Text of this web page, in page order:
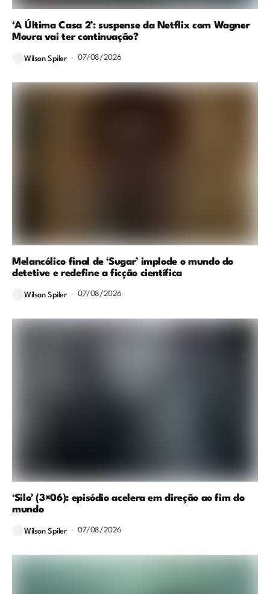
‘A Última Casa 2’: suspense da Netflix com Wagner
Moura vai ter continuação?
Wilson Spiler 07/08/2026
Melancólico final de ‘Sugar’ implode o mundo do
detetive e redefine a ficção científica
Wilson Spiler 07/08/2026
‘Silo’ (3×06): episódio acelera em direção ao fim do
mundo
Wilson Spiler 07/08/2026